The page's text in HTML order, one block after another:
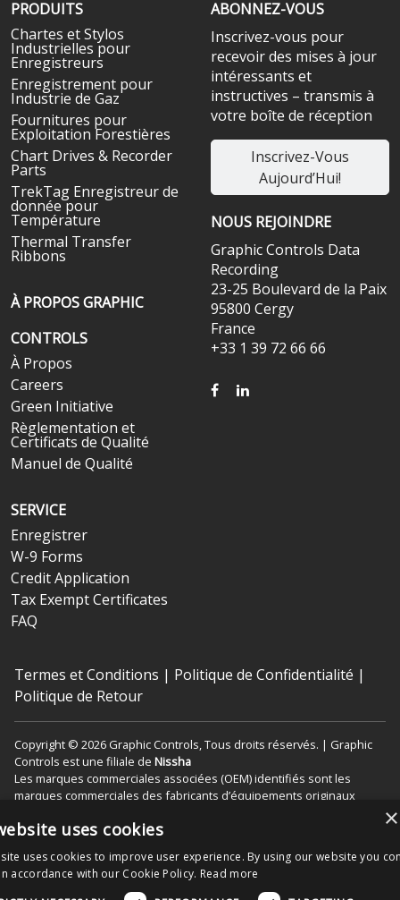
PRODUITS
Chartes et Stylos
Industrielles pour
Enregistreurs
Enregistrement pour
Industrie de Gaz
Fournitures pour
Exploitation Forestières
Chart Drives & Recorder
Parts
TrekTag Enregistreur de
donnée pour
Température
Thermal Transfer
Ribbons
À PROPOS GRAPHIC
CONTROLS
À Propos
Careers
Green Initiative
Règlementation et
Certificats de Qualité
Manuel de Qualité
SERVICE
Enregistrer
W-9 Forms
Credit Application
Tax Exempt Certificates
FAQ
ABONNEZ-VOUS
Inscrivez-vous pour
recevoir des mises à jour
intéressants et
instructives – transmis à
votre boîte de réception
Inscrivez-Vous
Aujourd’Hui!
NOUS REJOINDRE
Graphic Controls Data
Recording
23-25 Boulevard de la Paix
95800 Cergy
France
+33 1 39 72 66 66
FACEBOOK
LINKEDIN
Termes et Conditions | Politique de Confidentialité |
Politique de Retour
Copyright © 2026 Graphic Controls, Tous droits réservés. | Graphic
Controls est une filiale de Nissha
Les marques commerciales associées (OEM) identifiés sont les
marques commerciales des fabricants d’équipements originaux
avoir affiliations, connexions ou associations entre ses produits et
×
uses cookies
uses cookies to improve user experience. By using our website you
accordance with our Cookie Policy. Read more